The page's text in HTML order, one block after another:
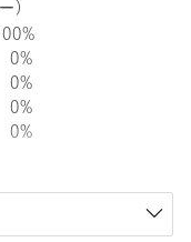
における信念や創造
ロダクトを通じて、
。
レフォイルロゴをシ
持されているアディ
)
0%
0%
0%
0%